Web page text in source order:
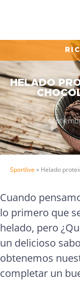
HELADO
Sportlive» Helado
Cuando
lo primero que
helado, pero
un delicioso
obtenemos
completar un